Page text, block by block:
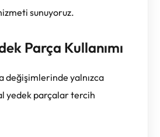
sunuyoruz.
Parça Kullanımı
değişimlerinde yalnızca
yedek parçalar tercih